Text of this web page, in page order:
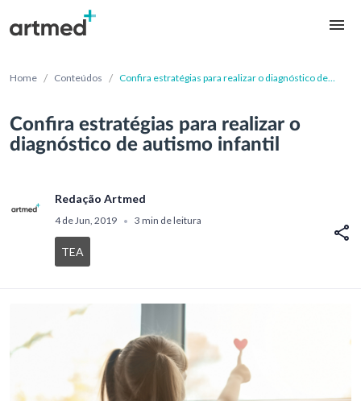
Home / Conteúdos / Confira estratégias para realizar o diagnóstico de
Confira estratégias para realizar o
diagnóstico de autismo infantil
Redação Artmed
4 de Jun, 2019 • 3 min de leitura
TEA